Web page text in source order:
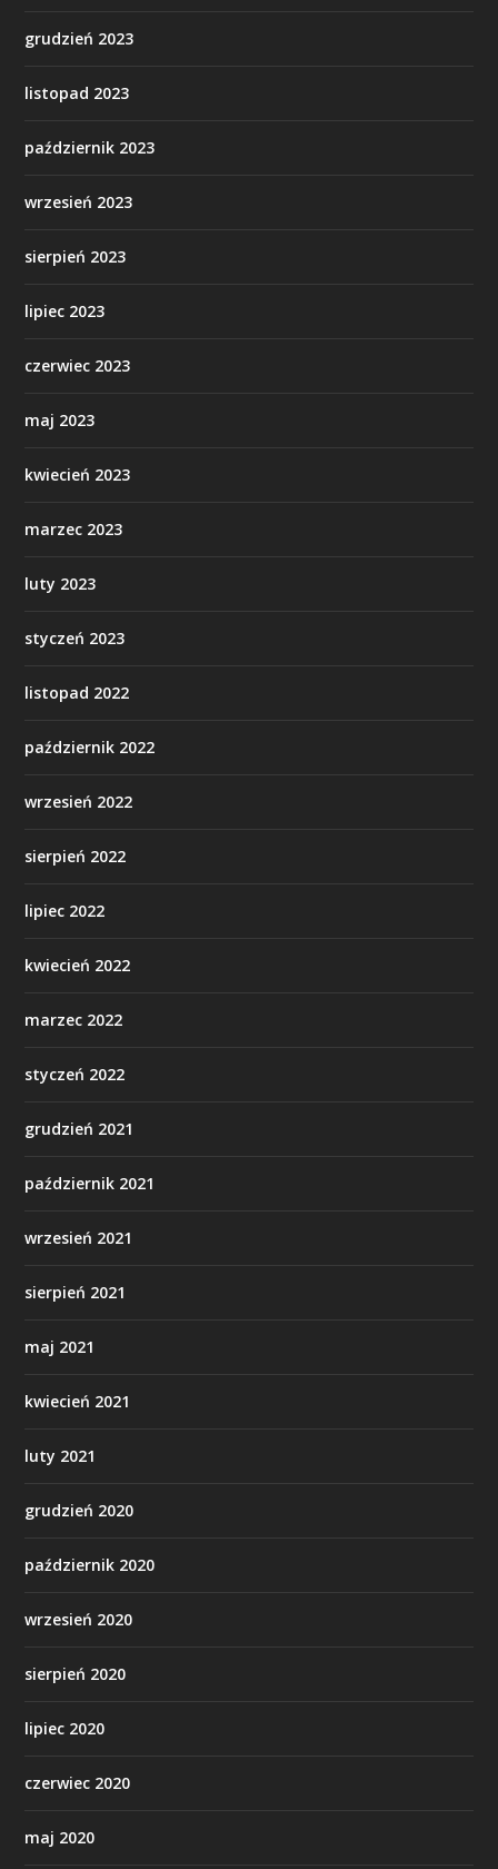
grudzień 2023
listopad 2023
październik 2023
wrzesień 2023
sierpień 2023
lipiec 2023
czerwiec 2023
maj 2023
kwiecień 2023
marzec 2023
luty 2023
styczeń 2023
listopad 2022
październik 2022
wrzesień 2022
sierpień 2022
lipiec 2022
kwiecień 2022
marzec 2022
styczeń 2022
grudzień 2021
październik 2021
wrzesień 2021
sierpień 2021
maj 2021
kwiecień 2021
luty 2021
grudzień 2020
październik 2020
wrzesień 2020
sierpień 2020
lipiec 2020
czerwiec 2020
maj 2020